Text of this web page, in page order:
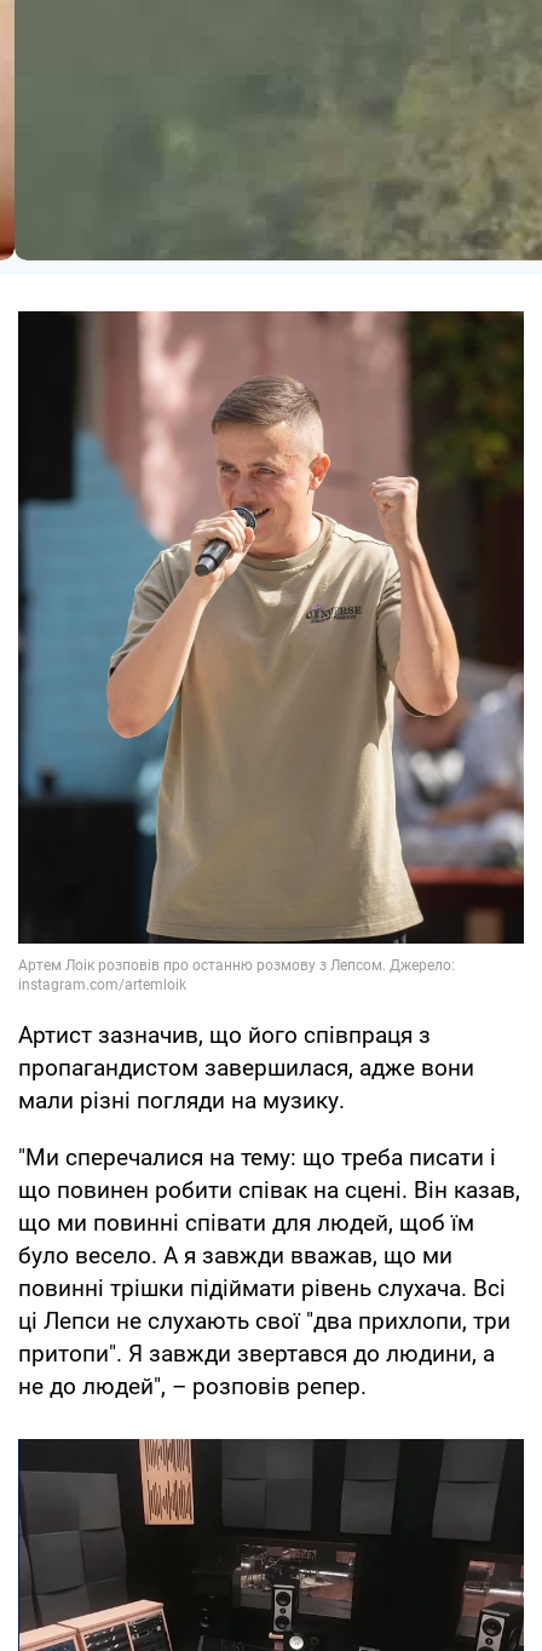
Артист зазначив, що його співпраця з
пропагандистом завершилася, адже вони
мали різні погляди на музику.
"Ми сперечалися на тему: що треба писати і
що повинен робити співак на сцені. Він казав,
що ми повинні співати для людей, щоб їм
було весело. А я завжди вважав, що ми
повинні трішки підіймати рівень слухача. Всі
ці Лепси не слухають свої "два прихлопи, три
притопи". Я завжди звертався до людини, а
не до людей", – розповів репер.